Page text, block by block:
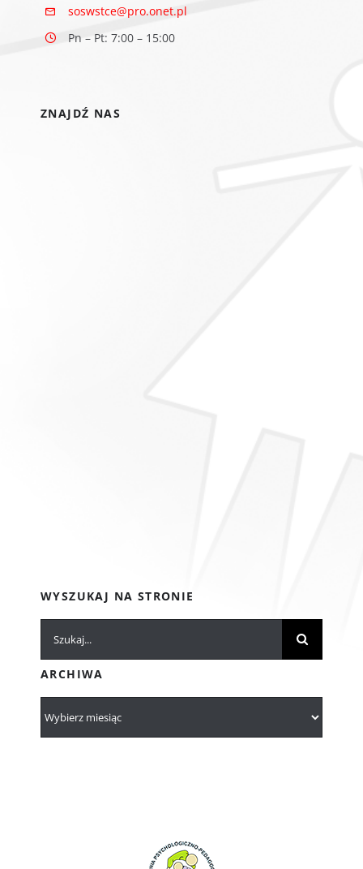
soswstce@pro.onet.pl
Pn – Pt: 7:00 – 15:00
ZNAJDŹ NAS
WYSZUKAJ NA STRONIE
ARCHIWA